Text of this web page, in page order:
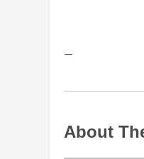
—
About